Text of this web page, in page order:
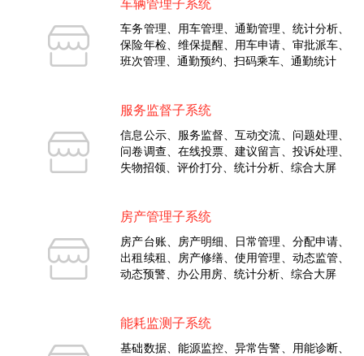
车辆管理子系统
车务管理、用车管理、通勤管理、统计分析、
保险年检、维保提醒、用车申请、审批派车、
班次管理、通勤预约、扫码乘车、通勤统计
服务监督子系统
信息公示、服务监督、互动交流、问题处理、
问卷调查、在线投票、建议留言、投诉处理、
失物招领、评价打分、统计分析、综合大屏
房产管理子系统
房产台账、房产明细、日常管理、分配申请、
出租续租、房产修缮、使用管理、动态监管、
动态预警、办公用房、统计分析、综合大屏
能耗监测子系统
基础数据、能源监控、异常告警、用能诊断、